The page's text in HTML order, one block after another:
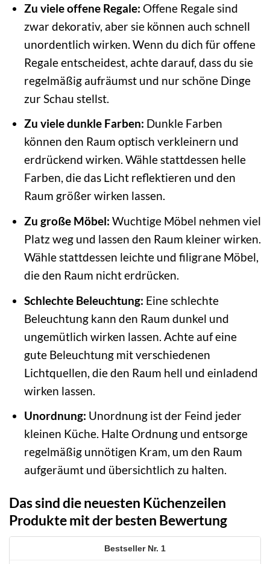
Zu viele offene Regale: Offene Regale sind
zwar dekorativ, aber sie können auch schnell
unordentlich wirken. Wenn du dich für offene
Regale entscheidest, achte darauf, dass du sie
regelmäßig aufräumst und nur schöne Dinge
zur Schau stellst.
Zu viele dunkle Farben: Dunkle Farben
können den Raum optisch verkleinern und
erdrückend wirken. Wähle stattdessen helle
Farben, die das Licht reflektieren und den
Raum größer wirken lassen.
Zu große Möbel: Wuchtige Möbel nehmen viel
Platz weg und lassen den Raum kleiner wirken.
Wähle stattdessen leichte und filigrane Möbel,
die den Raum nicht erdrücken.
Schlechte Beleuchtung: Eine schlechte
Beleuchtung kann den Raum dunkel und
ungemütlich wirken lassen. Achte auf eine
gute Beleuchtung mit verschiedenen
Lichtquellen, die den Raum hell und einladend
wirken lassen.
Unordnung: Unordnung ist der Feind jeder
kleinen Küche. Halte Ordnung und entsorge
regelmäßig unnötigen Kram, um den Raum
aufgeräumt und übersichtlich zu halten.
Das sind die neuesten Küchenzeilen
Produkte mit der besten Bewertung
1